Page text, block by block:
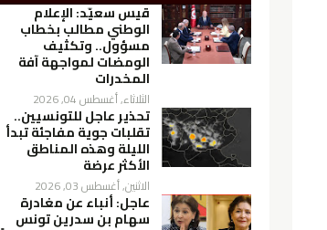
قيس سعيّد: الإعلام
الوطني مطالب بخطاب
مسؤول.. وتكثيف
الومضات لمواجهة آفة
المخدرات
الثلاثاء, أغسطس 04, 2026
تحذير عاجل للتونسيين..
تقلبات جوية مفاجئة تبدأ
الليلة وهذه المناطق
الأكثر عرضة
الاثنين, أغسطس 03, 2026
عاجل: أنباء عن مغادرة
سهام بن سدرين تونس